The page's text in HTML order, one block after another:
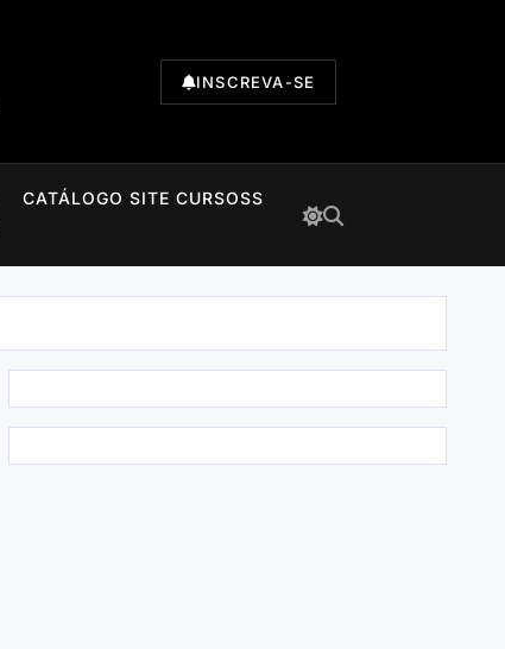
INSCREVA-SE
CATÁLOGO SITE CURSOSS